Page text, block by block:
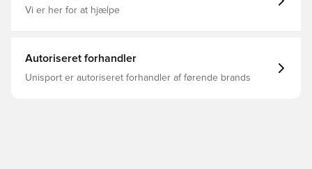
Vi er her for at hjælpe
Autoriseret forhandler
Unisport er autoriseret forhandler af førende brands